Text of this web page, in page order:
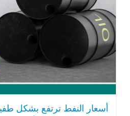
أسعار النفط ترتفع بشكل